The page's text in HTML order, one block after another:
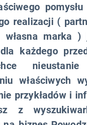
ZAREJESTRUJ
realizacji (
własna marka
każdego
właściwych
przykładów i
z